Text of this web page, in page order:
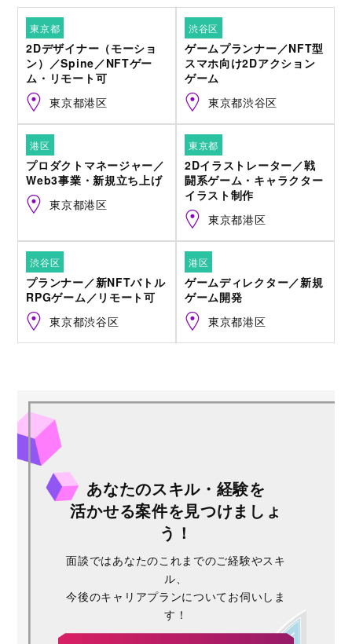
東京都
2Dデザイナー（モーショ
ン）／Spine／NFTゲー
ム・リモート可
東京都港区
渋谷区
ゲームプランナー／NFT型
スマホ向け2Dアクション
ゲーム
東京都渋谷区
港区
プロダクトマネージャー／
Web3事業・新規立ち上げ
東京都港区
東京都
2Dイラストレーター／戦
闘系ゲーム・キャラクター
イラスト制作
東京都港区
渋谷区
プランナー／新NFTバトル
RPGゲーム／リモート可
東京都渋谷区
港区
ゲームディレクター／新規
ゲーム開発
東京都港区
あなたのスキル・経験を
活かせる案件を見つけましょ
う！
面談ではあなたのこれまでのご経験やスキ
ル、
今後のキャリアプランについてお伺いしま
す！